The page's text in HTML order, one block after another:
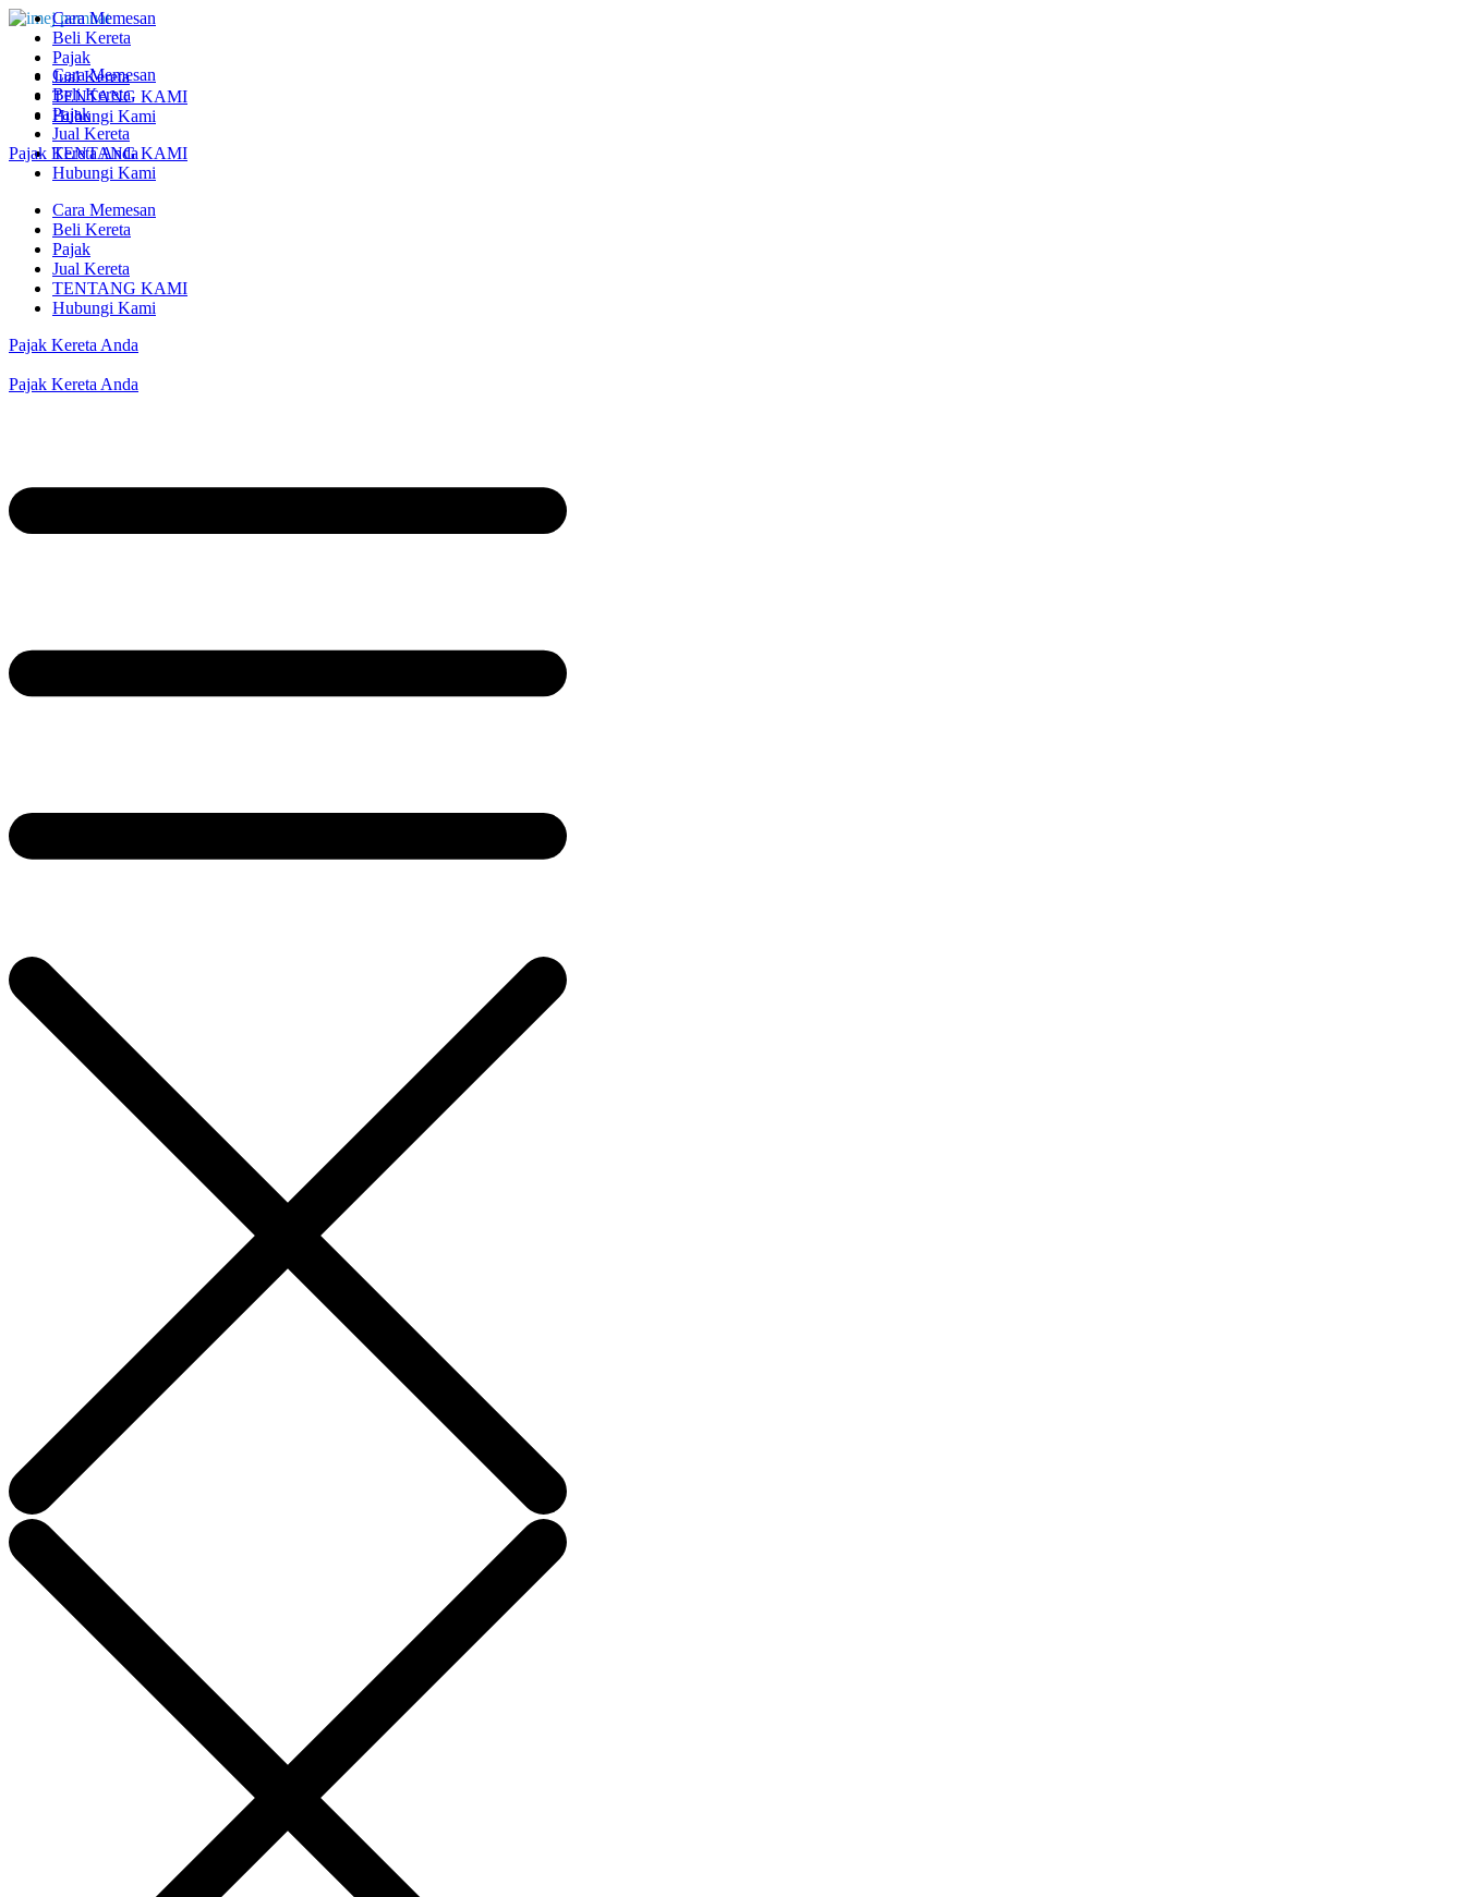
Cara Memesan
Beli Kereta
Pajak
Jual Kereta
TENTANG KAMI
Hubungi Kami
Cara Memesan
Beli Kereta
Pajak
Jual Kereta
TENTANG KAMI
Hubungi Kami
Pajak Kereta Anda
Cara Memesan
Beli Kereta
Pajak
Jual Kereta
TENTANG KAMI
Hubungi Kami
Pajak Kereta Anda
Pajak Kereta Anda